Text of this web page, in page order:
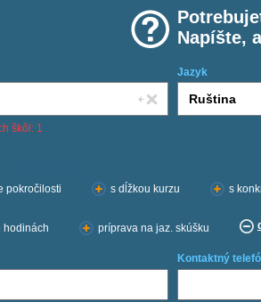
Napíšte,
Jazyk
škôl: 1
pokročilosti
s dĺžkou kurzu s
hodinách príprava na jaz. skúšku
Kontaktný